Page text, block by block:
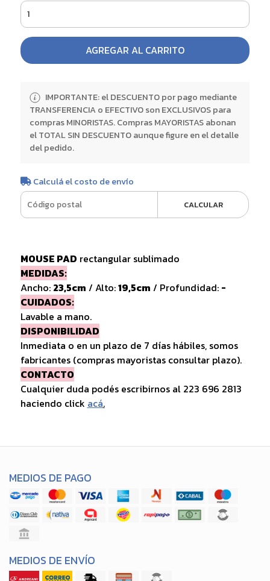
AGREGAR AL CARRITO
IMPORTANTE: el DESCUENTO por pago mediante
TRANSFERENCIA o EFECTIVO son EXCLUSIVOS para
compras MINORISTAS. Compras MAYORISTAS abonan
el TOTAL SIN DESCUENTO aunque figure en el detalle
del pedido.
Calculá el costo de envío
CALCULAR
MOUSE PAD rectangular sublimado
MEDIDAS:
Ancho: 23,5cm / Alto:19,5cm / Profundidad: -
CUIDADOS:
Lavable a mano.
DISPONIBILIDAD
Inmediata o en un plazo de 7 días hábiles, somos
fabricantes (compras mayoristas consultar plazo).
CONTACTO
Cualquier duda podés escribirnos al 223 696 2813
haciendo click acá.
MEDIOS DE PAGO
MEDIOS DE ENVÍO